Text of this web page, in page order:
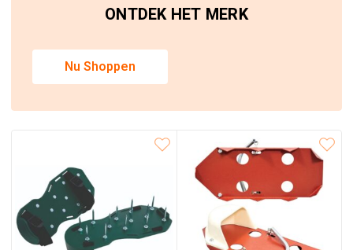
ONTDEK HET MERK
Nu Shoppen